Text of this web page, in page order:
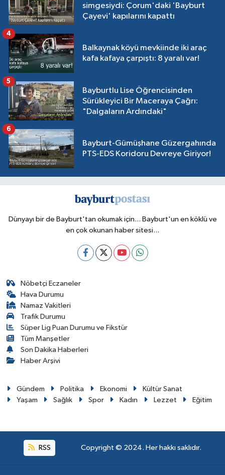
simgesiydi: Çorum'daki 'Bayburt
Çayevi' kapılarını kapattı
Balkaynak köyü mevkiinde iki araç
kafa kafaya çarpıştı: 8 yaralı var!
4
Bayburtlu Lise Öğrencisinden
Sürükleyici Bir Maceraya Çağrı:
"Dalgaların Ardındaki"
5
Bayburt-Gümüşhane Güzergahında
PTS-EDS Koridoru Devreye Giriyor!
6
Dünyayı bir de Bayburt'tan okumak için... Bayburt'un en köklü ve
en çok okunan haber sitesi...
Nöbetçi Eczaneler
Hava Durumu
Namaz Vakitleri
Trafik Durumu
Süper Lig Puan Durumu ve Fikstür
Tüm Manşetler
Son Dakika Haberleri
Haber Arşivi
Gündem Politika Ekonomi
Kültür Sanat
Yaşam
Sağlık Spor Kadın Lezzet Eğitim
RSS Copyright © 2024. Her hakkı saklıdır.